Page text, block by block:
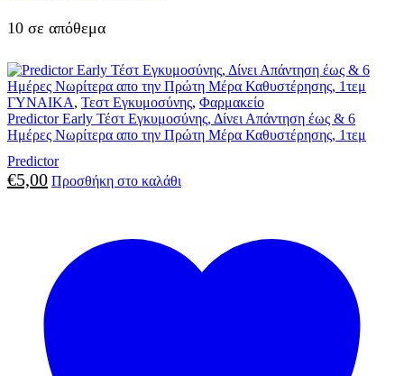
10 σε απόθεμα
ΓΥΝΑΙΚΑ, Τεστ Εγκυμοσύνης, Φαρμακείο
Predictor Early Τέστ Εγκυμοσύνης, Δίνει Απάντηση έως & 6
Ημέρες Νωρίτερα απο την Πρώτη Μέρα Καθυστέρησης, 1τεμ
Predictor
€5,00 Προσθήκη στο καλάθι